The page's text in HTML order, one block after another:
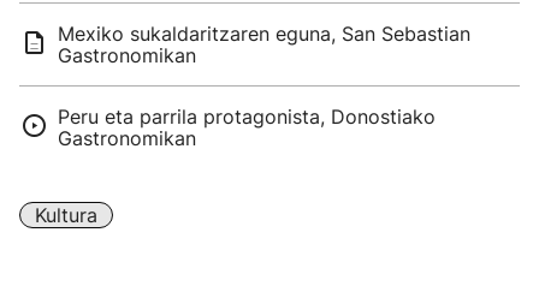
Mexiko sukaldaritzaren eguna, San Sebastian
Gastronomikan
Peru eta parrila protagonista, Donostiako
Gastronomikan
Kultura